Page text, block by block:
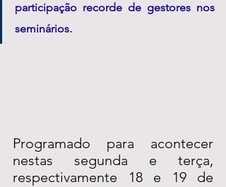
participação recorde de gestores nos
seminários.
Programado para acontecer
nestas segunda e terça,
respectivamente 18 e 19 de